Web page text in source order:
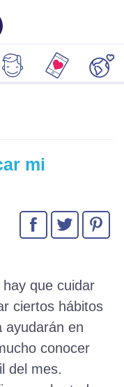
mi
que cuidar
ciertos hábitos
ayudarán en
conocer
del mes.